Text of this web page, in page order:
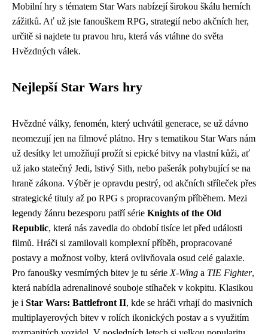
Mobilní hry s tématem Star Wars nabízejí širokou škálu herních
zážitků. Ať už jste fanouškem RPG, strategií nebo akčních her,
určitě si najdete tu pravou hru, která vás vtáhne do světa
Hvězdných válek.
Nejlepší Star Wars hry
Hvězdné války, fenomén, který uchvátil generace, se už dávno
neomezují jen na filmové plátno. Hry s tematikou Star Wars nám
už desítky let umožňují prožít si epické bitvy na vlastní kůži, ať
už jako statečný Jedi, lstivý Sith, nebo pašerák pohybující se na
hraně zákona. Výběr je opravdu pestrý, od akčních stříleček přes
strategické tituly až po RPG s propracovaným příběhem. Mezi
legendy žánru bezesporu patří série Knights of the Old
Republic, která nás zavedla do období tisíce let před události
filmů. Hráči si zamilovali komplexní příběh, propracované
postavy a možnost volby, která ovlivňovala osud celé galaxie.
Pro fanoušky vesmírných bitev je tu série X-Wing a TIE Fighter,
která nabídla adrenalinové souboje stíhaček v kokpitu. Klasikou
je i Star Wars: Battlefront II, kde se hráči vrhají do masivních
multiplayerových bitev v rolích ikonických postav a s využitím